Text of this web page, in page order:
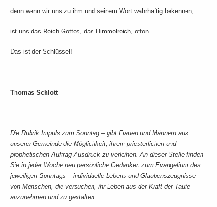
denn wenn wir uns zu ihm und seinem Wort wahrhaftig bekennen,
ist uns das Reich Gottes, das Himmelreich, offen.
Das ist der Schlüssel!
Thomas Schlott
Die Rubrik Impuls zum Sonntag – gibt Frauen und Männern aus
unserer Gemeinde die Möglichkeit, ihrem priesterlichen und
prophetischen Auftrag Ausdruck zu verleihen. An dieser Stelle finden
Sie in jeder Woche neu persönliche Gedanken zum Evangelium des
jeweiligen Sonntags – individuelle Lebens-und Glaubenszeugnisse
von Menschen, die versuchen, ihr Leben aus der Kraft der Taufe
anzunehmen und zu gestalten.